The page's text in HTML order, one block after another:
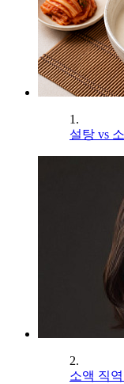
1.
설탕 vs
2.
소액 직